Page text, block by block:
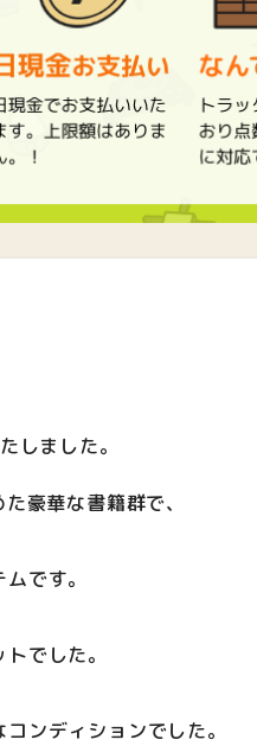
しました。
豪華な書籍群で、
です。
でした。
ンディションでした。